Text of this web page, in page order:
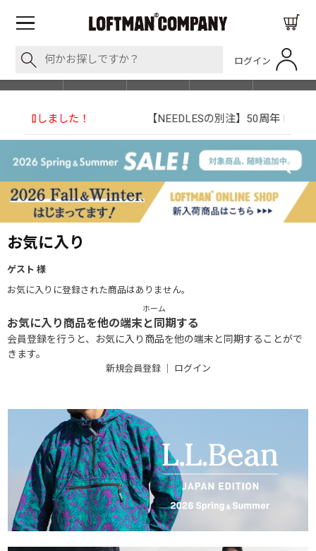
ログイン
SHOP LIST
【NEEDLESの別注】50周年 H.D. Track Pant
お気に入り
ゲスト 様
お気に入りに登録された商品はありません。
ホーム
お気に入り商品を他の端末と同期する
会員登録を行うと、お気に入り商品を他の端末と同期することがで
きます。
新規会員登録｜ ログイン